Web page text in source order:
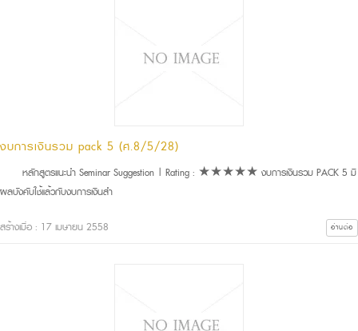
งบการเงินรวม pack 5 (ศ.8/5/28)
หลักสูตรแนะนำ Seminar Suggestion | Rating : ★★★★★ งบการเงินรวม PACK 5 มี
ผลบังคับใช้แล้วกับงบการเงินสำ
สร้างเมื่อ : 17 เมษายน 2558 อ่านต่อ